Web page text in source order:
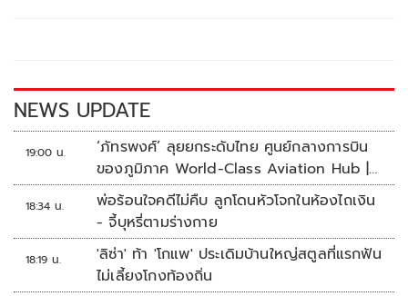
k k
NEWS UPDATE
19:00 น.
‘ภัทรพงศ์’ ลุยยกระดับไทย ศูนย์กลางการบิน
ของภูมิภาค World-Class Aviation Hub |
ห้องข่าวไทยโพสต์สุดสัปดาห์
18:34 น.
พ่อร้อนใจคดีไม่คืบ ลูกโดนหัวโจกในห้องไถเงิน
- จี้บุหรี่ตามร่างกาย
18:19 น.
'ลิซ่า' ท้า 'โกแพ' ประเดิมบ้านใหญ่สตูลที่แรกฟัน
ไม่เลี้ยงโกงท้องถิ่น